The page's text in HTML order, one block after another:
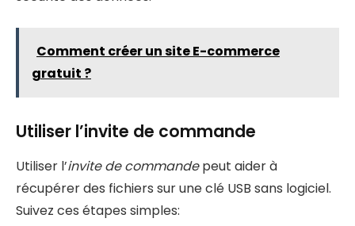
Comment créer un site E-commerce
gratuit ?
Utiliser l’invite de commande
Utiliser l’invite de commandepeut aider à
récupérer des fichiers sur une clé USB sans logiciel.
Suivez ces étapes simples: